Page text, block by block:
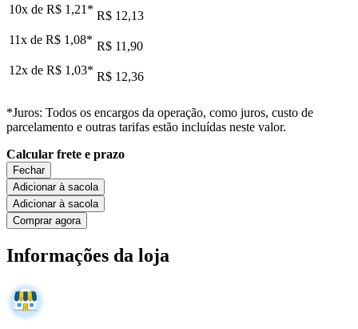
10x de R$ 1,21 * R$ 12,13
11x de R$ 1,08* R$ 11,90
12x de R$ 1,03* R$ 12,36
*Juros: Todos os encargos da operação, como juros, custo de
parcelamento e outras tarifas estão incluídas neste valor.
Calcular frete e prazo
Fechar
Adicionar à sacola
Adicionar à sacola
Comprar agora
Informações da loja